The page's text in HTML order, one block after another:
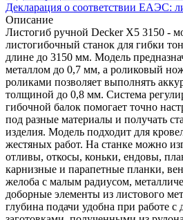
Декларация о соответствии ЕАЭС:
Описание
Листогиб ручной Decker X5 3150 -
листогибочный станок для гибки
длине до 3150 мм. Модель
металлом до 0,7 мм, а роликовый
роликами позволяет выполнять
толщиной до 0,8 мм. Система
гибочной балок помогает точно
под разные материалы и получать
изделия. Модель подходит для
жестяных работ. На станке можно
отливы, откосы, коньки, ендовы,
карнизные и парапетные планки,
желоба с малым радиусом,
доборные элементы из листового
глубина подачи удобна при работе